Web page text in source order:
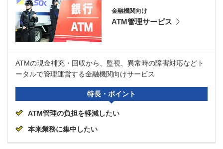
金融機関向け
ATM管理サービス
ATMの現金補充・回収から、監視、異常時の障害対応などト
ータルで管理運営する金融機関向けサービス
特長・ポイント
ATM管理の負担を軽減したい
本来業務に集中したい